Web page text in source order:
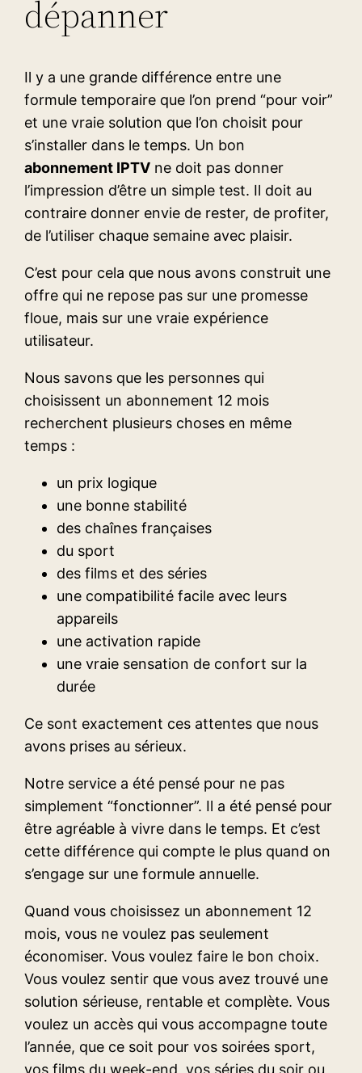
dépanner
Il y a une grande différence entre une
formule temporaire que l’on prend “pour voir”
et une vraie solution que l’on choisit pour
s’installer dans le temps. Un bon
abonnement IPTV ne doit pas donner
l’impression d’être un simple test. Il doit au
contraire donner envie de rester, de profiter,
de l’utiliser chaque semaine avec plaisir.
C’est pour cela que nous avons construit une
offre qui ne repose pas sur une promesse
floue, mais sur une vraie expérience
utilisateur.
Nous savons que les personnes qui
choisissent un abonnement 12 mois
recherchent plusieurs choses en même
temps :
un prix logique
une bonne stabilité
des chaînes françaises
du sport
des films et des séries
une compatibilité facile avec leurs
appareils
une activation rapide
une vraie sensation de confort sur la
durée
Ce sont exactement ces attentes que nous
avons prises au sérieux.
Notre service a été pensé pour ne pas
simplement “fonctionner”. Il a été pensé pour
être agréable à vivre dans le temps. Et c’est
cette différence qui compte le plus quand on
s’engage sur une formule annuelle.
Quand vous choisissez un abonnement 12
mois, vous ne voulez pas seulement
économiser. Vous voulez faire le bon choix.
Vous voulez sentir que vous avez trouvé une
solution sérieuse, rentable et complète. Vous
voulez un accès qui vous accompagne toute
l’année, que ce soit pour vos soirées sport,
vos films du week-end, vos séries du soir ou